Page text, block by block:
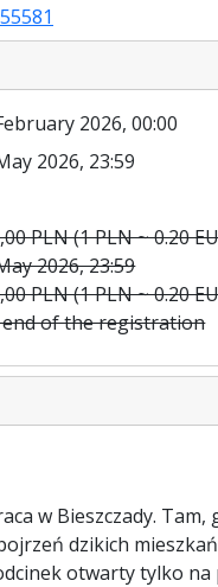
2026, 00:00
2026, 23:59
PLN (1 PLN ~ 0.20
2026, 23:59
PLN (1 PLN ~ 0.20
of the registration
w Bieszczady. Tam,
dzikich
otwarty tylko